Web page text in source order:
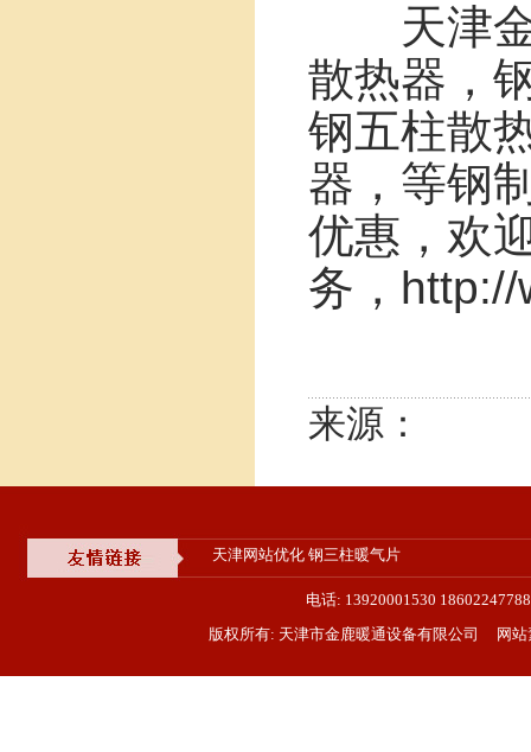
天津金
散热器，
钢五柱散
器，等钢
优惠，欢
务，
来源：
天津网站优化 钢三柱暖气片
电话: 13920001530
版权所有: 天津市金鹿暖通设备有限公司 网